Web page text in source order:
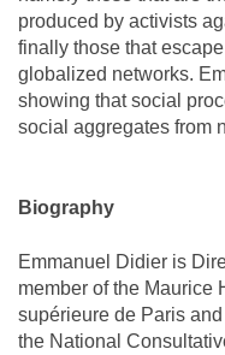
produced by activists
finally those that
globalized networks.
showing that social
social aggregates from
Biography
Emmanuel Didier is
member of the Maurice
supérieure de Paris
the National